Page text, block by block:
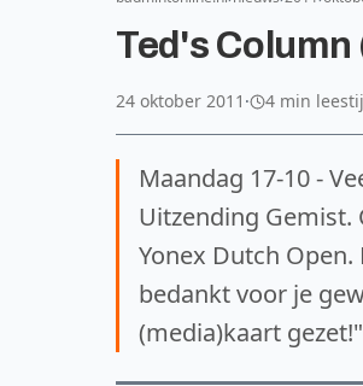
Ted's Column
24 oktober 2011 · 4 min
Maandag 17-10 -
Uitzending Gemist.
Yonex Dutch
bedankt voor je
(media)kaart gezet!"